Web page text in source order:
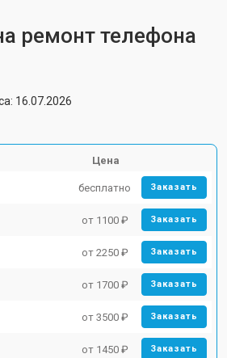
ремонт телефона
16.07.2026
Цена
бесплатно Заказать
от 1100 ₽ Заказать
от 2250 ₽ Заказать
от 1700 ₽ Заказать
от 3500 ₽ Заказать
от 1450 ₽ Заказать